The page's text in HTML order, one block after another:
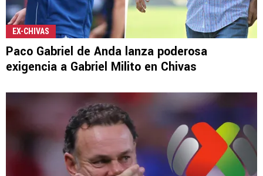
EX-CHIVAS
Paco Gabriel de Anda lanza poderosa
exigencia a Gabriel Milito en Chivas